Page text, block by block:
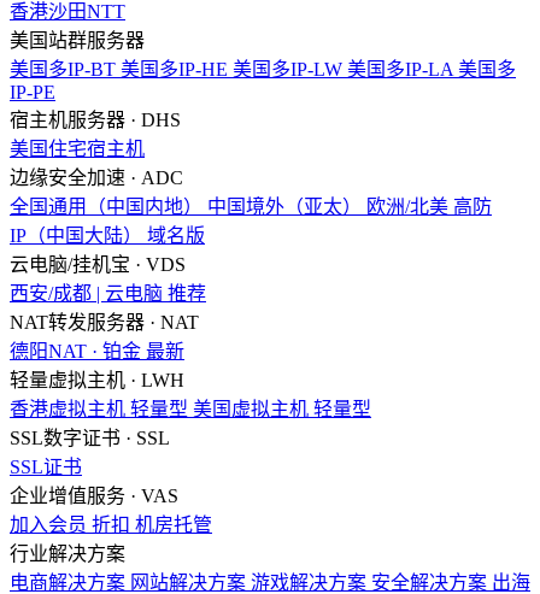
香港沙田NTT
美国站群服务器
美国多IP-BT 美国多IP-HE 美国多IP-LW 美国多IP-LA 美国多
IP-PE
宿主机服务器 · DHS
美国住宅宿主机
边缘安全加速 · ADC
全国通用（中国内地）
中国境外（亚太） 欧洲/北美 高防
IP（中国大陆）
域名版
云电脑/挂机宝 · VDS
西安/成都 | 云电脑 推荐
NAT转发服务器 · NAT
德阳NAT · 铂金 最新
轻量虚拟主机 · LWH
香港虚拟主机 轻量型 美国虚拟主机 轻量型
SSL数字证书 · SSL
SSL证书
企业增值服务 · VAS
加入会员 折扣 机房托管
行业解决方案
电商解决方案 网站解决方案 游戏解决方案 安全解决方案 出海